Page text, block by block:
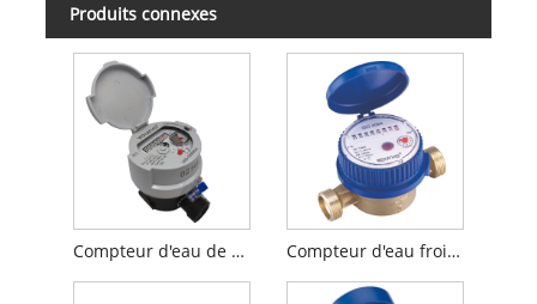
Produits connexes
Compteur d'eau de type sec à jet unique (avec registre en verre de cuivre) Compteur d'eau froide de type sec à jet unique